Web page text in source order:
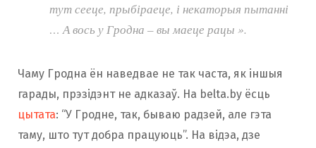
тут сееце, прыбіраеце, і некаторыя пытанні
… А вось у Гродна – вы маеце рацы ».
Чаму Гродна ён наведвае не так часта, як іншыя
гарады, прэзідэнт не адказаў. На belta.by ёсць
цытата: “У Гродне, так, бываю радзей, але гэта
таму, што тут добра працуюць”. На відэа, дзе